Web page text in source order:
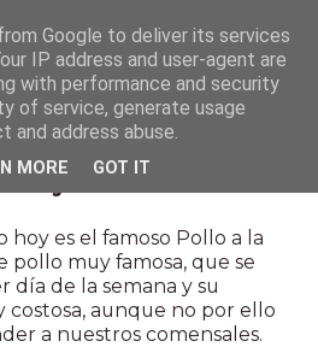
hoy es el famoso Pollo a la
pollo muy famosa, que se
día de la semana y su
costosa, aunque no por ello
a nuestros comensales.
Google to deliver its services
IP address and user-agent are
with performance and security
of service, generate usage
address abuse.
MORE GOT IT